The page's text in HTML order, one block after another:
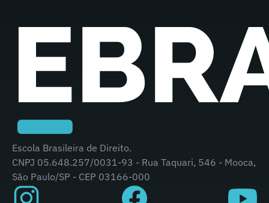
Escola Brasileira de Direito.
CNPJ 05.648.257/0031-93 - Rua Taquari, 546 - Mooca,
São Paulo/SP - CEP 03166-000